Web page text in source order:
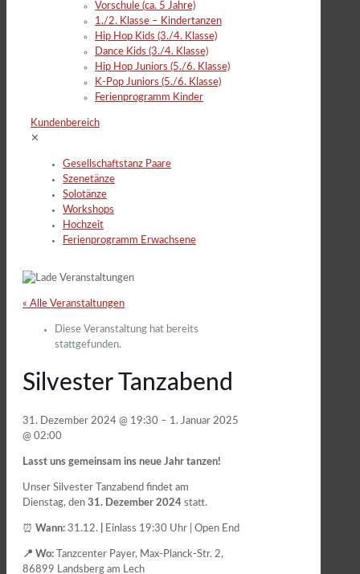
Vorschule (ca. 5 Jahre)
1./2. Klasse – Kindertanzen
Hip Hop Kids (3./4. Klasse)
Dance Kids (3./4. Klasse)
Hip Hop Juniors (5./6. Klasse)
K-Pop Juniors (5./6. Klasse)
Ferienprogramm Kinder
Kundenbereich
✕
Gesellschaftstanz Paare
Szenetänze
Solotänze
Workshops
Hochzeit
Ferienprogramm Erwachsene
« Alle Veranstaltungen
Diese Veranstaltung hat bereits
stattgefunden.
Silvester Tanzabend
31. Dezember 2024 @ 19:30 – 1. Januar 2025
@ 02:00
Lasst uns gemeinsam ins neue Jahr tanzen!
Unser Silvester Tanzabend findet am
Dienstag, den 31. Dezember 2024 statt.
⏰ Wann: 31.12. Einlass 19:30 Uhr | Open End
📍 Wo:
Tanzcenter Payer, Max-Planck-Str. 2,
86899 Landsberg am Lech